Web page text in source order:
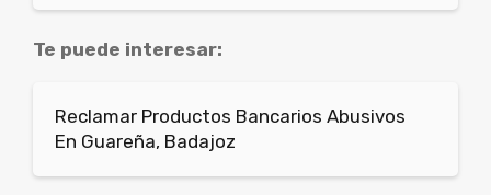
Te puede interesar:
Reclamar Productos Bancarios Abusivos
En Guareña, Badajoz